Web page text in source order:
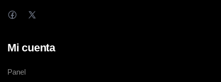
Mi cuenta
Panel